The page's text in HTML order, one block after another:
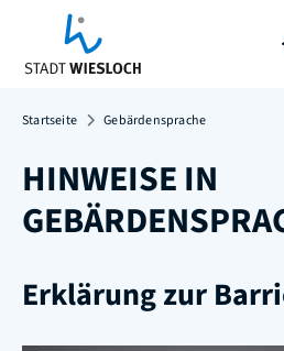
Startseite Gebärdensprache
HINWEISE IN
Erklärung zur